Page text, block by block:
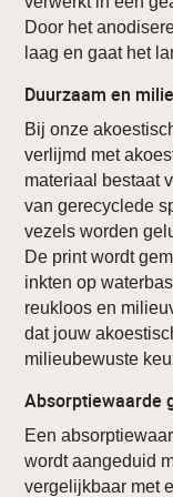
Door het
laag en gaat het
Duurzaam en
Bij onze
verlijmd met
materiaal bestaat
van gerecyclede
vezels worden
De print wordt
inkten op
reukloos en
dat jouw
milieubewuste
Absorptiewaarde
Een
wordt aangeduid
vergelijkbaar met